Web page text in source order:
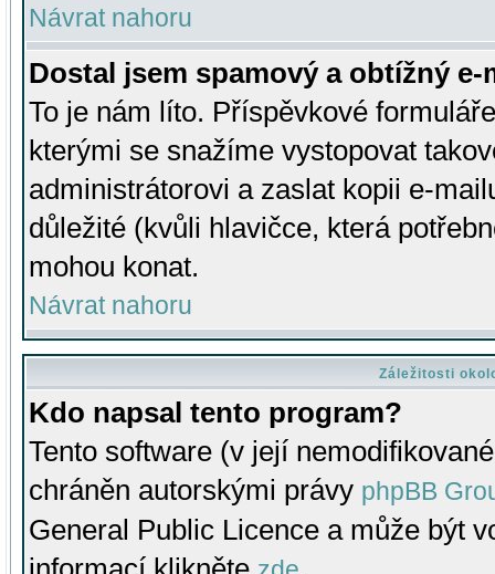
Návrat nahoru
Dostal jsem spamový a obtížný
To je nám líto. Příspěvkové
kterými se snažíme vystopovat
administrátorovi a zaslat kopii e-
důležité (kvůli hlavičce, která
mohou konat.
Návrat nahoru
Záležitosti
Kdo napsal tento program?
Tento software (v její
chráněn autorskými právy phpBB
General Public Licence a může být